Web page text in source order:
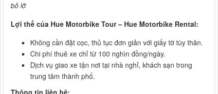
bỏ lỡ
Lợi thế của Hue Motorbike Tour – Hue Motorbike Rental:
Không cần đặt cọc, thủ tục đơn giản với giấy tờ tùy thân.
Chi phí thuê xe chỉ từ 100 nghìn đồng/ngày.
Dịch vụ giao xe tận nơi tại nhà nghỉ, khách sạn trong
trung tâm thành phố.